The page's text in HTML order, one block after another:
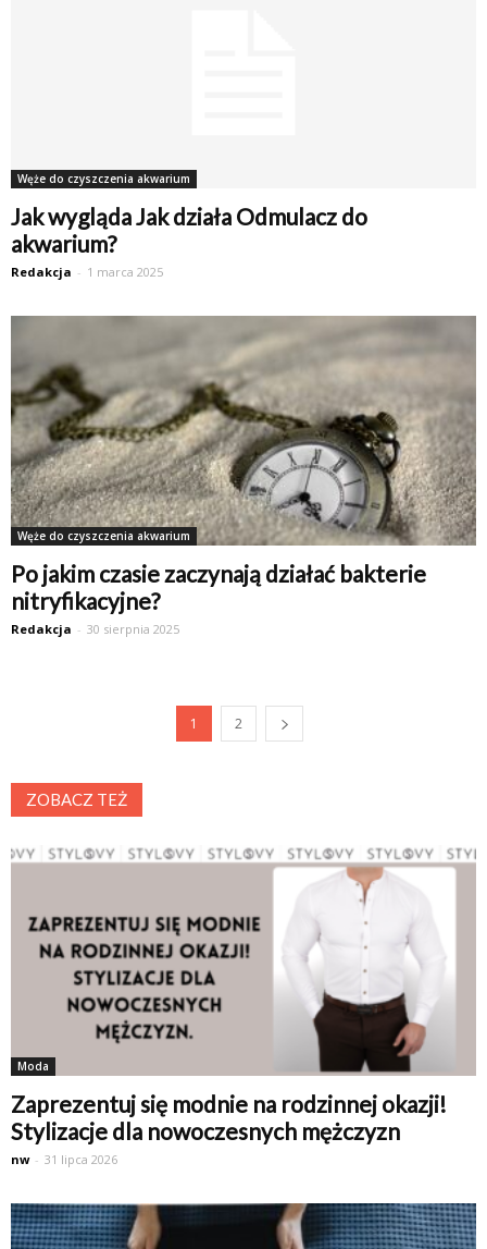
Węże do czyszczenia akwarium
Jak wygląda Jak działa Odmulacz do
akwarium?
Redakcja - 1 marca 2025
Węże do czyszczenia akwarium
Po jakim czasie zaczynają działać bakterie
nitryfikacyjne?
Redakcja - 30 sierpnia 2025
1 2
ZOBACZ TEŻ
Moda
Zaprezentuj się modnie na rodzinnej okazji!
Stylizacje dla nowoczesnych mężczyzn
nw - 31 lipca 2026